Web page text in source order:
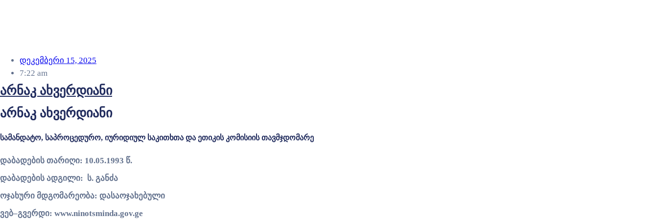
დეკემბერი 15, 2025
7:22 am
არნაკ ახვერდიანი
არნაკ ახვერდიანი
სამანდატო, საპროცედურო, იურიდიულ საკითხთა და ეთიკის კომისიის თავმჯდომარე
დაბადების თარიღი: 10.05.1993 წ.
დაბადების ადგილი: ს. განძა
ოჯახური მდგომარეობა: დასაოჯახებული
ვებ–გვერდი: www.ninotsminda.gov.ge